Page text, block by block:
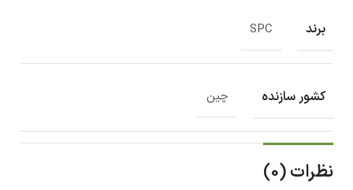
برند SPC
کشور سازنده چین
نظرات (0)